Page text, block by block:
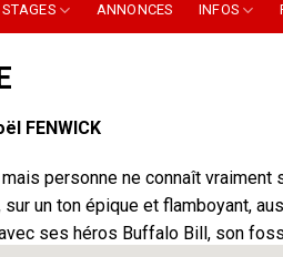
STAGES ANNONCES INFOS
FENWICK
personne ne connaît
un ton épique et flamboyant,
ses héros Buffalo Bill, son